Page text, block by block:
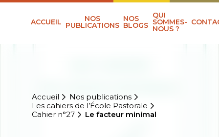
ACCUEIL NOS
PUBLICATIONS
NOS
BLOGS
QUI
SOMMES-
NOUS ?
Accueil
Nos publications
Les cahiers de l’École Pastorale
Cahier n°27
Le facteur minimal